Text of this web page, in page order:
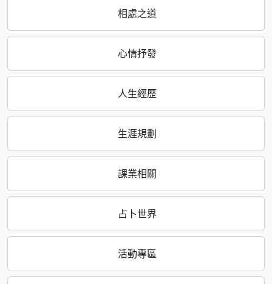
相處之道
心情抒發
人生經歷
生涯規劃
課業相關
占卜世界
活動專區